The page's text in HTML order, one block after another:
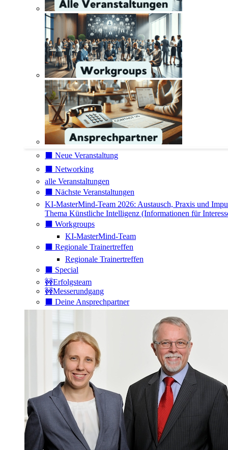
⬛️ Neue Veranstaltung
⬛️ Networking
alle Veranstaltungen
⬛️ Nächste Veranstaltungen
KI-MasterMind-Team 2026: Austausch, Praxis und
Thema Künstliche Intelligenz (Informationen für
⬛️ Workgroups
KI-MasterMind-Team
⬛️ Regionale Trainertreffen
Regionale Trainertreffen
⬛️ Special
🚧Erfolgsteam
🚧Messerundgang
⬛️ Deine Ansprechpartner